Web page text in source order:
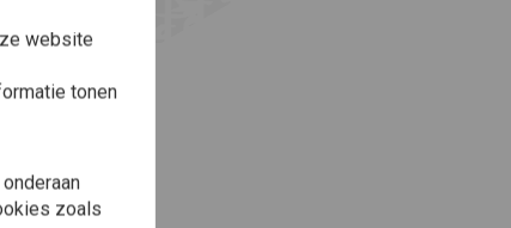
website
tonen
zoals